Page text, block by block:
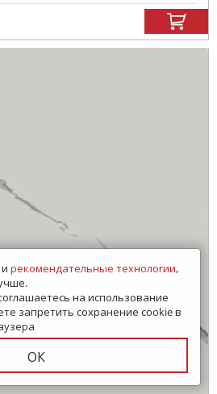
и рекомендательные технологии,
на использование
запретить сохранение cookie в
ОК